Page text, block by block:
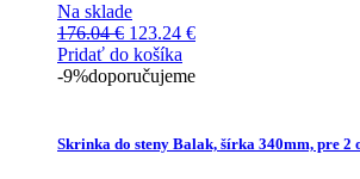
Na sklade
176.04€ Pôvodná
cena
bola:
123.24 €Aktuálna
je:
Pridať do košíka
-9%doporučujeme
Skrinka do steny Balak, šírka 340mm, pre 2